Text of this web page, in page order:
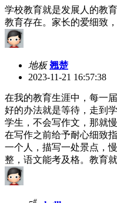
学校教育就是发展人的教
教育存在。家长的爱细致
地板 翘楚
2023-11-21 16:57:38
在我的教育生涯中，每一
好的办法就是等待，走到
学生，不会写作文，那就
在写作之前给予耐心细致
一个人，描写一处景点，
整，语文能考及格。教育